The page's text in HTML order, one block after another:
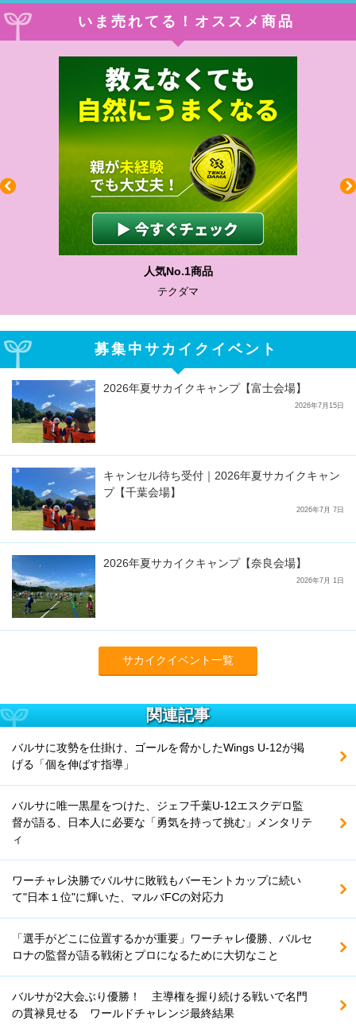
いま売れてる！オススメ商品
人気No.1商品
テクダマ
募集中サカイクイベント
2026年夏サカイクキャンプ【富士会場】
2026年7月15日
キャンセル待ち受付｜2026年夏サカイクキャン
プ【千葉会場】
2026年7月 7日
2026年夏サカイクキャンプ【奈良会場】
2026年7月 1日
サカイクイベント一覧
関連記事
バルサに攻勢を仕掛け、ゴールを脅かしたWings U-12が掲
げる「個を伸ばす指導」
バルサに唯一黒星をつけた、ジェフ千葉U-12エスクデロ監
督が語る、日本人に必要な「勇気を持って挑む」メンタリテ
ィ
ワーチャレ決勝でバルサに敗戦もバーモントカップに続い
て"日本１位"に輝いた、マルバFCの対応力
「選手がどこに位置するかが重要」ワーチャレ優勝、バルセ
ロナの監督が語る戦術とプロになるために大切なこと
バルサが2大会ぶり優勝！ 主導権を握り続ける戦いで名門
の貫禄見せる ワールドチャレンジ最終結果